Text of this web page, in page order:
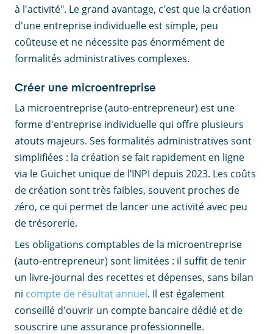
à l'activité". Le grand avantage, c'est que la création
d'une entreprise individuelle est simple, peu
coûteuse et ne nécessite pas énormément de
formalités administratives complexes.
Créer une microentreprise
La microentreprise (auto-entrepreneur) est une
forme d'entreprise individuelle qui offre plusieurs
atouts majeurs. Ses formalités administratives sont
simplifiées : la création se fait rapidement en ligne
via le Guichet unique de l’INPI depuis 2023. Les coûts
de création sont très faibles, souvent proches de
zéro, ce qui permet de lancer une activité avec peu
de trésorerie.
Les obligations comptables de la microentreprise
(auto-entrepreneur) sont limitées : il suffit de tenir
un livre-journal des recettes et dépenses, sans bilan
ni compte de résultat annuel. Il est également
conseillé d'ouvrir un compte bancaire dédié et de
souscrire une assurance professionnelle.